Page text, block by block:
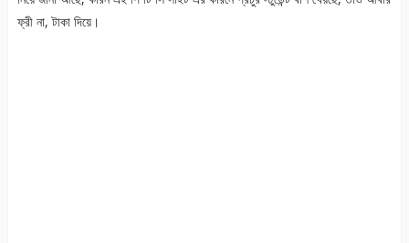
ফ্রী না, টাকা দিয়ে।